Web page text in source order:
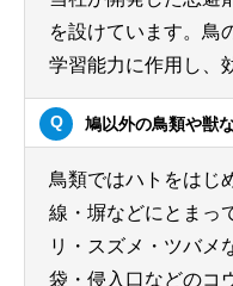
を設けています。鳥
学習能力に作用し、
鳩以外の鳥類や獣
鳥類ではハトをはじ
線・塀などにとまっ
リ・スズメ・ツバメ
袋・侵入口などのコ